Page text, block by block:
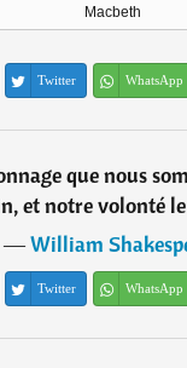
Macbeth
Twitter WhatsApp
que nous
et notre volonté
―William
Twitter WhatsApp